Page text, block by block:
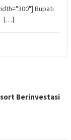
Bupati
[…]
Berinvestasi